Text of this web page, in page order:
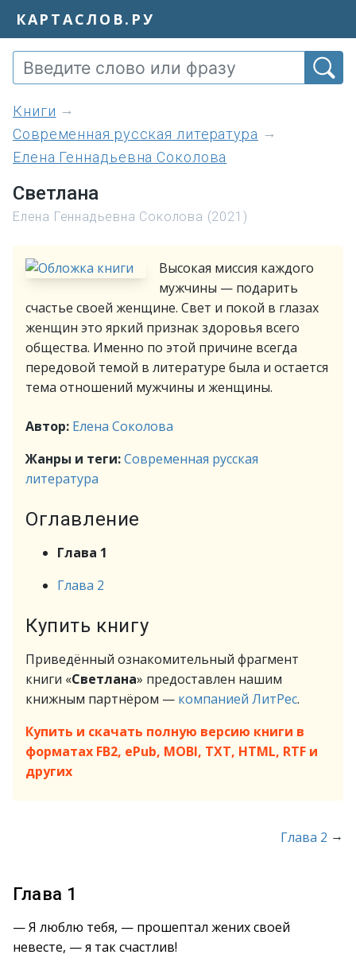
КАРТАСЛОВ.РУ
книги
Современная русская литература
Елена Геннадьевна Соколова
Светлана
Елена Геннадьевна Соколова (2021)
Высокая миссия каждого
мужчины — подарить
счастье своей женщине. Свет и покой в глазах
женщин это яркий признак здоровья всего
общества. Именно по этой причине всегда
передовой темой в литературе была и остается
тема отношений мужчины и женщины.
Автор: Елена Соколова
Жанры и теги:Современная русская
литература
Оглавление
Глава 1
Глава 2
Купить книгу
Приведённый ознакомительный фрагмент
книги «Светлана» предоставлен нашим
книжным партнёром — компанией ЛитРес.
Купить и скачать полную версию книги в
форматах FB2, ePub, MOBI, TXT, HTML, RTF и
других
Глава 2 →
Глава 1
— Я люблю тебя, — прошептал жених своей
невесте, — я так счастлив!